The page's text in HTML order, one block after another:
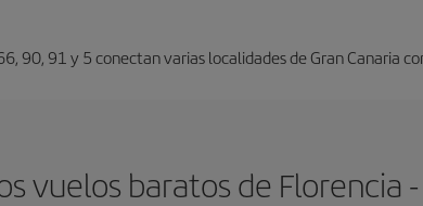
90, 91 y 5 conectan varias localidades de Gran Canaria
vuelos baratos de Florencia -